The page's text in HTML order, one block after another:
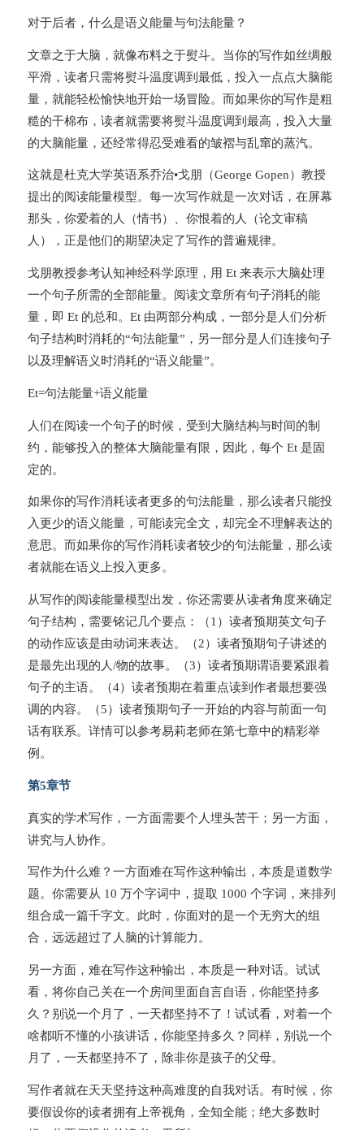
对于后者，什么是语义能量与句法能量？
文章之于大脑，就像布料之于熨斗。当你的写作如丝绸般
平滑，读者只需将熨斗温度调到最低，投入一点点大脑能
量，就能轻松愉快地开始一场冒险。而如果你的写作是粗
糙的干棉布，读者就需要将熨斗温度调到最高，投入大量
的大脑能量，还经常得忍受难看的皱褶与乱窜的蒸汽。
这就是杜克大学英语系乔治•戈朋（George Gopen）教授
提出的阅读能量模型。每一次写作就是一次对话，在屏幕
那头，你爱着的人（情书）、你恨着的人（论文审稿
人），正是他们的期望决定了写作的普遍规律。
戈朋教授参考认知神经科学原理，用 Et 来表示大脑处理
一个句子所需的全部能量。阅读文章所有句子消耗的能
量，即 Et 的总和。Et 由两部分构成，一部分是人们分析
句子结构时消耗的“句法能量”，另一部分是人们连接句子
以及理解语义时消耗的“语义能量”。
Et=句法能量+语义能量
人们在阅读一个句子的时候，受到大脑结构与时间的制
约，能够投入的整体大脑能量有限，因此，每个 Et 是固
定的。
如果你的写作消耗读者更多的句法能量，那么读者只能投
入更少的语义能量，可能读完全文，却完全不理解表达的
意思。而如果你的写作消耗读者较少的句法能量，那么读
者就能在语义上投入更多。
从写作的阅读能量模型出发，你还需要从读者角度来确定
句子结构，需要铭记几个要点：（1）读者预期英文句子
的动作应该是由动词来表达。（2）读者预期句子讲述的
是最先出现的人/物的故事。（3）读者预期谓语要紧跟着
句子的主语。（4）读者预期在着重点读到作者最想要强
调的内容。（5）读者预期句子一开始的内容与前面一句
话有联系。详情可以参考易莉老师在第七章中的精彩举
例。
第5章节
真实的学术写作，一方面需要个人埋头苦干；另一方面，
讲究与人协作。
写作为什么难？一方面难在写作这种输出，本质是道数学
题。你需要从 10 万个字词中，提取 1000 个字词，来排列
组合成一篇千字文。此时，你面对的是一个无穷大的组
合，远远超过了人脑的计算能力。
另一方面，难在写作这种输出，本质是一种对话。试试
看，将你自己关在一个房间里面自言自语，你能坚持多
久？别说一个月了，一天都坚持不了！试试看，对着一个
啥都听不懂的小孩讲话，你能坚持多久？同样，别说一个
月了，一天都坚持不了，除非你是孩子的父母。
写作者就在天天坚持这种高难度的自我对话。有时候，你
要假设你的读者拥有上帝视角，全知全能；绝大多数时